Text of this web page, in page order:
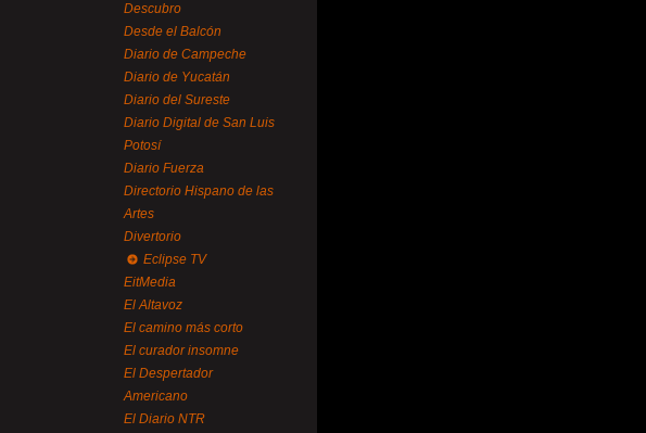
Descubro
Desde el Balcón
Diario de Campeche
Diario de Yucatán
Diario del Sureste
Diario Digital de San Luis
Potosí
Diario Fuerza
Directorio Hispano de las
Artes
Divertorio
Eclipse TV
EitMedia
El Altavoz
El camino más corto
El curador insomne
El Despertador
Americano
El Diario NTR